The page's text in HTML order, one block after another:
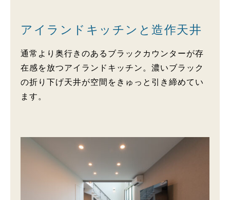
アイランドキッチンと造作天井
通常より奥行きのあるブラックカウンターが存
在感を放つアイランドキッチン。濃いブラック
の折り下げ天井が空間をきゅっと引き締めてい
ます。